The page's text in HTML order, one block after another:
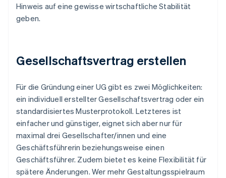
Hinweis auf eine gewisse wirtschaftliche Stabilität
geben.
Gesellschaftsvertrag erstellen
Für die Gründung einer UG gibt es zwei Möglichkeiten:
ein individuell erstellter Gesellschaftsvertrag oder ein
standardisiertes Musterprotokoll. Letzteres ist
einfacher und günstiger, eignet sich aber nur für
maximal drei Gesellschafter/innen und eine
Geschäftsführerin beziehungsweise einen
Geschäftsführer. Zudem bietet es keine Flexibilität für
spätere Änderungen. Wer mehr Gestaltungsspielraum